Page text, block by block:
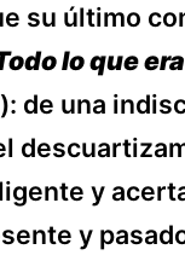
su último
lo que
de una
y
y